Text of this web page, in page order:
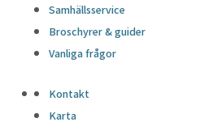
Samhällsservice
Broschyrer & guider
Vanliga frågor
Kontakt
Karta